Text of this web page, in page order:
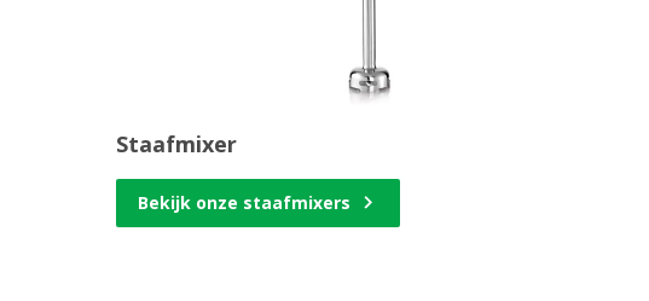
Staafmixer
Bekijk onze staafmixers